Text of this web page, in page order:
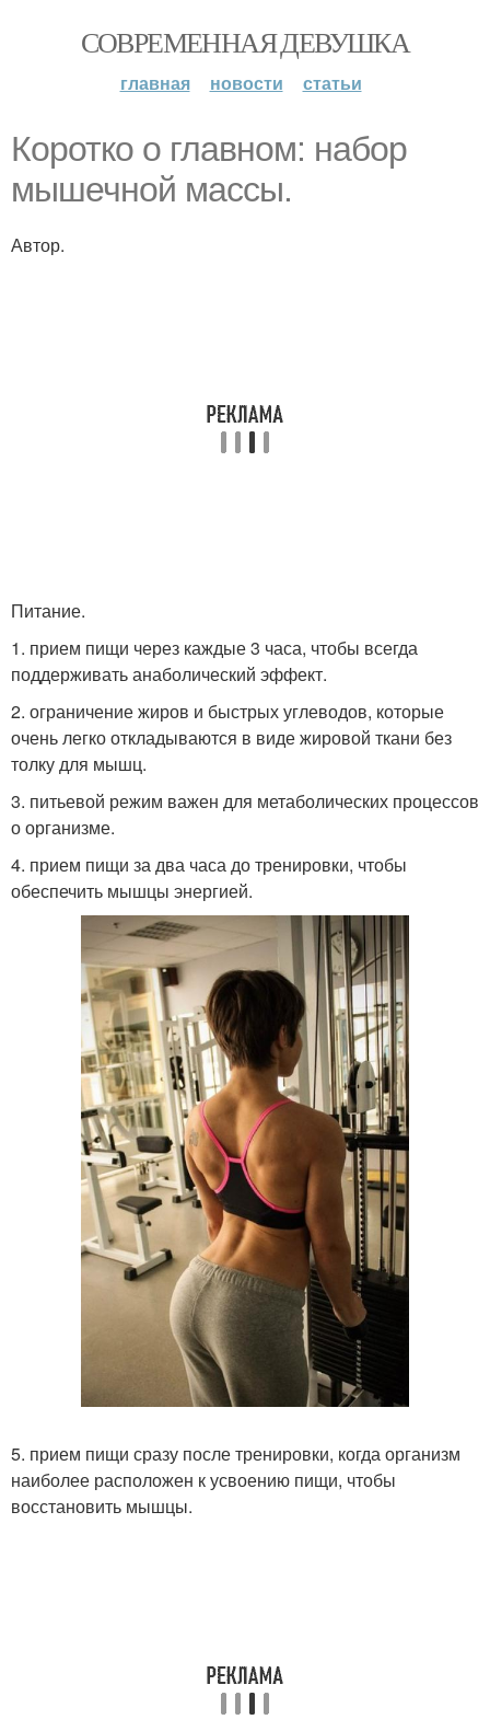
СОВРЕМЕННАЯ ДЕВУШКА
главная новости статьи
Коротко о главном: набор
мышечной массы.
Автор.
Питание.
1. прием пищи через каждые 3 часа, чтобы всегда
поддерживать анаболический эффект.
2. ограничение жиров и быстрых углеводов, которые
очень легко откладываются в виде жировой ткани без
толку для мышц.
3. питьевой режим важен для метаболических процессов
о организме.
4. прием пищи за два часа до тренировки, чтобы
обеспечить мышцы энергией.
5. прием пищи сразу после тренировки, когда организм
наиболее расположен к усвоению пищи, чтобы
восстановить мышцы.